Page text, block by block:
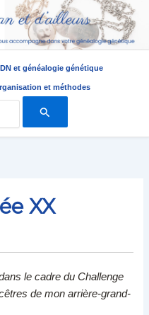
et généalogie génétique
et méthodes
XX
le cadre du Challenge
de mon arrière-grand-